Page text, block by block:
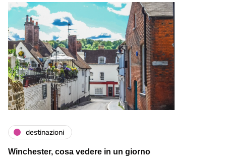
destinazioni
Winchester, cosa vedere in un giorno